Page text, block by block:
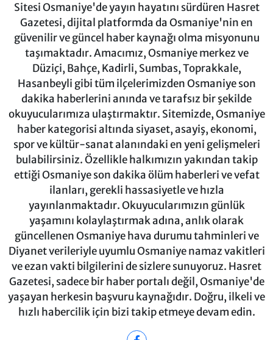
Sitesi Osmaniye'de yayın hayatını sürdüren Hasret
Gazetesi, dijital platformda da Osmaniye'nin en
güvenilir ve güncel haber kaynağı olma misyonunu
taşımaktadır. Amacımız, Osmaniye merkez ve
Düziçi, Bahçe, Kadirli, Sumbas, Toprakkale,
Hasanbeyli gibi tüm ilçelerimizden Osmaniye son
dakika haberlerini anında ve tarafsız bir şekilde
okuyucularımıza ulaştırmaktır. Sitemizde, Osmaniye
haber kategorisi altında siyaset, asayiş, ekonomi,
spor ve kültür-sanat alanındaki en yeni gelişmeleri
bulabilirsiniz. Özellikle halkımızın yakından takip
ettiği Osmaniye son dakika ölüm haberleri ve vefat
ilanları, gerekli hassasiyetle ve hızla
yayınlanmaktadır. Okuyucularımızın günlük
yaşamını kolaylaştırmak adına, anlık olarak
güncellenen Osmaniye hava durumu tahminleri ve
Diyanet verileriyle uyumlu Osmaniye namaz vakitleri
ve ezan vakti bilgilerini de sizlere sunuyoruz. Hasret
Gazetesi, sadece bir haber portalı değil, Osmaniye'de
yaşayan herkesin başvuru kaynağıdır. Doğru, ilkeli ve
hızlı habercilik için bizi takip etmeye devam edin.